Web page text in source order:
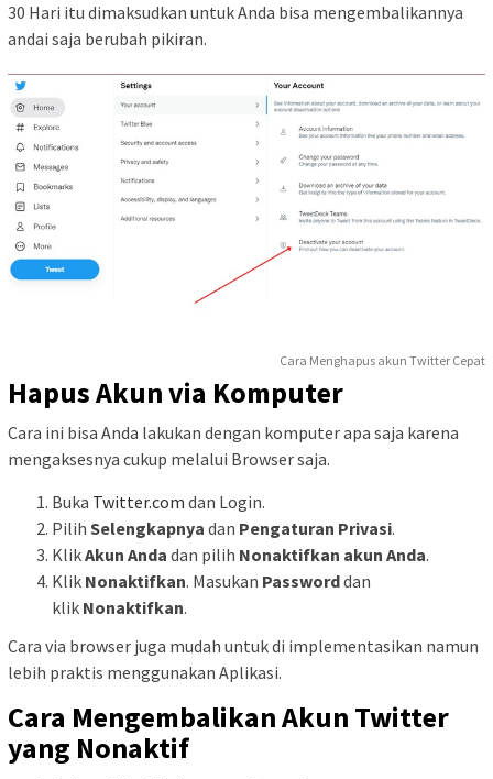
30 Hari itu dimaksudkan untuk Anda bisa mengembalikannya
andai saja berubah pikiran.
Cara Menghapus akun Twitter Cepat
Hapus Akun via Komputer
Cara ini bisa Anda lakukan dengan komputer apa saja karena
mengaksesnya cukup melalui Browser saja.
Buka Twitter.com dan Login.
Pilih Selengkapnya dan Pengaturan Privasi.
KlikAkun Anda dan pilih Nonaktifkan akun Anda.
Klik Nonaktifkan. Masukan Passworddan
klik Nonaktifkan.
Cara via browser juga mudah untuk di implementasikan namun
lebih praktis menggunakan Aplikasi.
Cara Mengembalikan Akun Twitter
yang Nonaktif